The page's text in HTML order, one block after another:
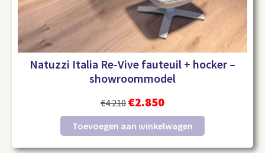
Natuzzi Italia Re-Vive fauteuil + hocker –
showroommodel
€4.210 €2.850
Toevoegen aan winkelwagen